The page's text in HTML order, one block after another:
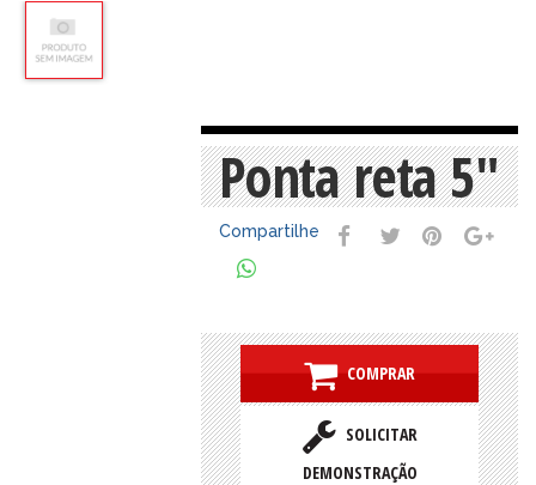
Ponta reta 5"
Compartilhe
COMPRAR
SOLICITAR
DEMONSTRAÇÃO